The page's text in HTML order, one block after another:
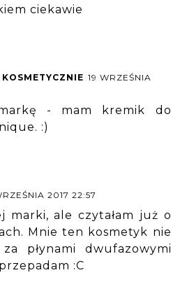
ciekawie
19 WRZEŚNIA
- mam kremik do
:)
2017 22:57
marki, ale czytałam już o
Mnie ten kosmetyk nie
płynami dwufazowymi
:C